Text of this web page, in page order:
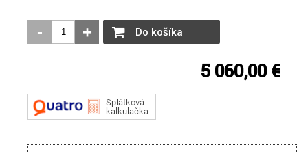
- + Do košíka
5 060,00 €